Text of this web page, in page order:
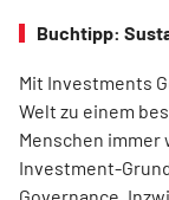
Buchtipp:
Mit Investments
Welt zu einem
Menschen immer
Investment-